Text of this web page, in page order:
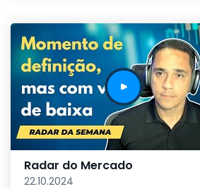
Radar do Mercado
22.10.2024